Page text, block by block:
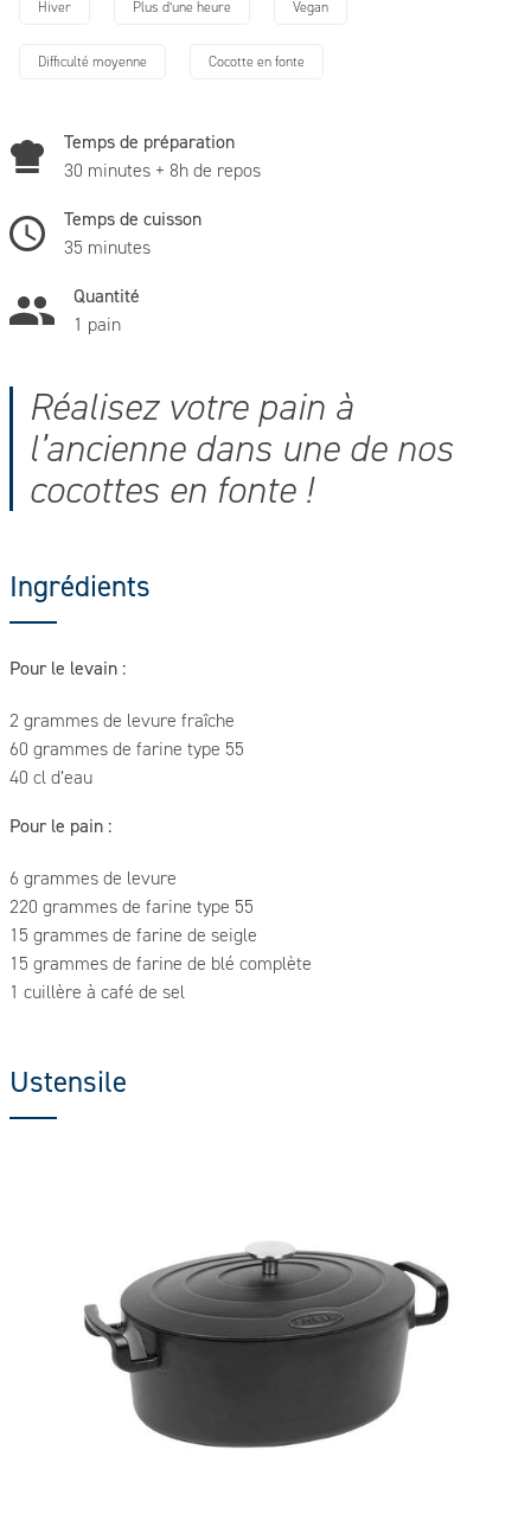
Hiver Plus d’une heure Vegan
Difficulté moyenne Cocotte en fonte
Temps de préparation
30 minutes + 8h de repos
Temps de cuisson
35 minutes
Quantité
1 pain
Réalisez votre pain à
l’ancienne dans une de nos
cocottes en fonte !
Ingrédients
Pour le levain :
2 grammes de levure fraîche
60 grammes de farine type 55
40 cl d’eau
Pour le pain :
6 grammes de levure
220 grammes de farine type 55
15 grammes de farine de seigle
15 grammes de farine de blé complète
1 cuillère à café de sel
Ustensile